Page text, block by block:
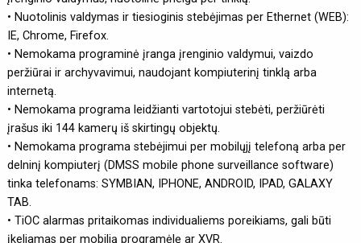
• Nuotolinis valdymas ir tiesioginis stebėjimas per Ethernet (WEB):
IE, Chrome, Firefox.
• Nemokama programinė įranga įrenginio valdymui, vaizdo
peržiūrai ir archyvavimui, naudojant kompiuterinį tinklą arba
internetą.
• Nemokama programa leidžianti vartotojui stebėti, peržiūrėti
įrašus iki 144 kamerų iš skirtingų objektų.
• Nemokama programa stebėjimui per mobilųjį telefoną arba per
delninį kompiuterį (DMSS mobile phone surveillance software)
tinka telefonams: SYMBIAN, IPHONE, ANDROID, IPAD, GALAXY
TAB.
• TiOC alarmas pritaikomas individualiems poreikiams, gali būti
įkeliamas per mobilią programėlę ar XVR.